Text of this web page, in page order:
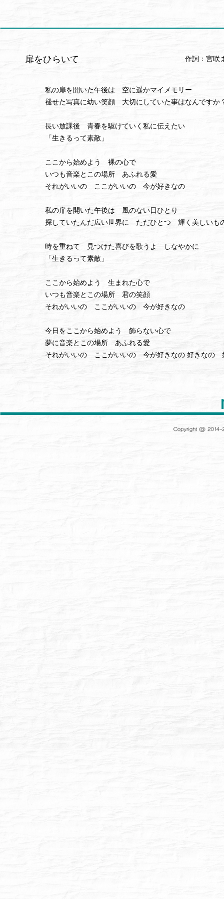
扉をひらいて 作詞：宮咲
私の扉を開いた午後は 空に遥かマイメモリー
褪せた写真に幼い笑顔 大切にしていた事はなんですか
長い放課後 青春を駆けていく私に伝えたい
「生きるって素敵」
ここから始めよう 裸の心で
いつも音楽とこの場所 あふれる愛
それがいいの ここがいいの 今が好きなの
私の扉を開いた午後は 風のない日ひとり
探していたんだ広い世界に ただひとつ 輝く美しいも
時を重ねて 見つけた喜びを歌うよ しなやかに
「生きるって素敵」
ここから始めよう 生まれた心で
いつも音楽とこの場所 君の笑顔
それがいいの ここがいいの 今が好きなの
今日をここから始めよう 飾らない心で
夢に音楽とこの場所 あふれる愛
それがいいの ここがいいの 今が好きなの 好きなの